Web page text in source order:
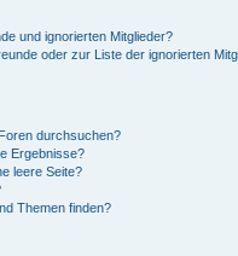
und ignorierten Mitglieder?
oder zur Liste der ignorierten
durchsuchen?
Ergebnisse?
leere Seite?
Themen finden?